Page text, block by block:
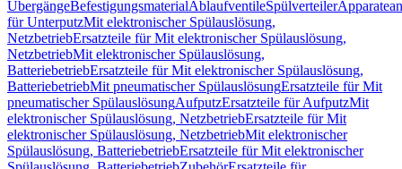
ÜbergängeBefestigungsmaterialAblaufventileSpülverteiler
für UnterputzMit elektronischer Spülauslösung,
NetzbetriebErsatzteile für Mit elektronischer Spülauslösung,
NetzbetriebMit elektronischer Spülauslösung,
BatteriebetriebErsatzteile für Mit elektronischer Spülauslösung,
BatteriebetriebMit pneumatischer SpülauslösungErsatzteile für Mit
pneumatischer SpülauslösungAufputzErsatzteile für AufputzMit
elektronischer Spülauslösung, NetzbetriebErsatzteile für Mit
elektronischer Spülauslösung, NetzbetriebMit elektronischer
Spülauslösung, BatteriebetriebErsatzteile für Mit elektronischer